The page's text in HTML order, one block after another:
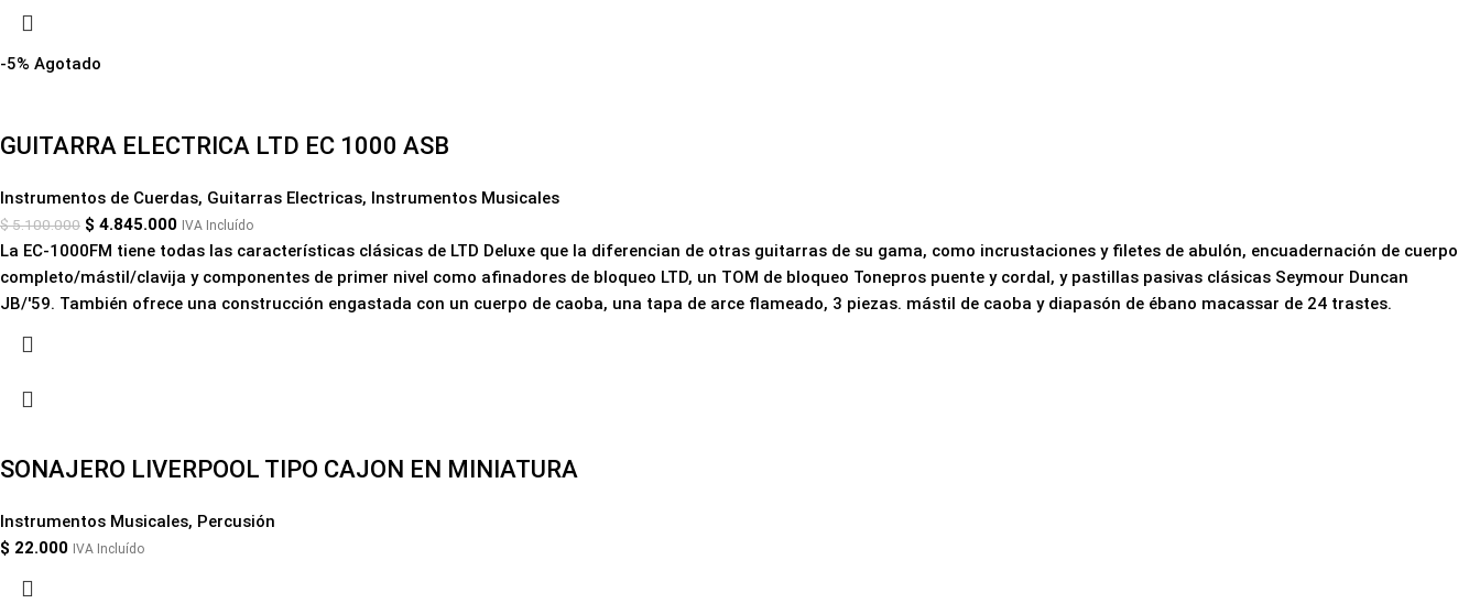
-5% Agotado
GUITARRA ELECTRICA LTD EC 1000 ASB
Instrumentos de Cuerdas, Guitarras Electricas, Instrumentos Musicales
$5.100.000 $ 4.845.000 IVA Incluído
La EC-1000FM tiene todas las características clásicas de LTD Deluxe que la diferencian de otras guitarras de su gama, como incrustaciones y filetes de abulón, encuadernación de cuerpo
completo/mástil/clavija y componentes de primer nivel como afinadores de bloqueo LTD, un TOM de bloqueo Tonepros puente y cordal, y pastillas pasivas clásicas Seymour Duncan
JB/'59. También ofrece una construcción engastada con un cuerpo de caoba, una tapa de arce flameado, 3 piezas. mástil de caoba y diapasón de ébano macassar de 24 trastes.
SONAJERO LIVERPOOL TIPO CAJON EN MINIATURA
Instrumentos Musicales, Percusión
$ 22.000 IVA Incluído